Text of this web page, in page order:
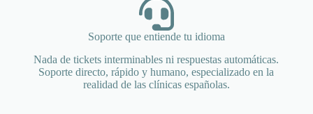
Soporte que entiende tu idioma
Nada de tickets interminables ni respuestas automáticas.
Soporte directo, rápido y humano, especializado en la
realidad de las clínicas españolas.